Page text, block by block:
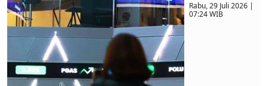
Rabu, 29 Juli 2026 |
07:24 WIB